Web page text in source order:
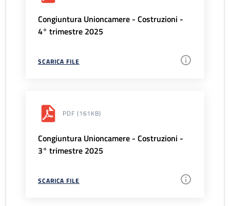
Congiuntura Unioncamere - Costruzioni -
4° trimestre 2025
SCARICA FILE
PDF (161KB)
Congiuntura Unioncamere - Costruzioni -
3° trimestre 2025
SCARICA FILE